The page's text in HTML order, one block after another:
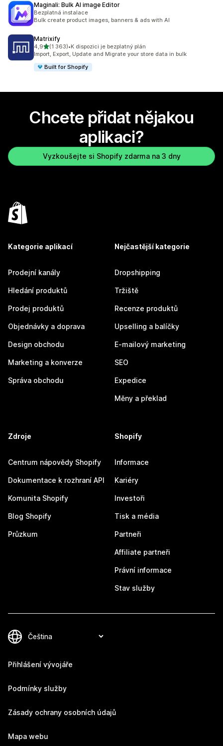
Maginali: Bulk AI image Editor
Bezplatná instalace
Bulk create product images, banners & ads with AI
Matrixify
4,9z 5 hvězd
(1 363)
Celkový počet recenzí: 1363
•K dispozici je bezplatný plán
Import, Export, Update and Migrate your store data in bulk
Built for Shopify
Chcete přidat nějakou
aplikaci?
Vyzkoušejte si Shopify zdarma na 3 dny
Kategorie aplikací
Prodejní kanály
Hledání produktů
Prodej produktů
Objednávky a doprava
Design obchodu
Marketing a konverze
Správa obchodu
Nejčastější kategorie
Dropshipping
Tržiště
Recenze produktů
Upselling a balíčky
E-mailový marketing
SEO
Expedice
Měny a překlad
Zdroje
Centrum nápovědy Shopify
Dokumentace k rozhraní API
Komunita Shopify
Blog Shopify
Průzkum
Shopify
Informace
Kariéry
Investoři
Tisk a média
Partneři
Affiliate partneři
Právní informace
Stav služby
Přihlášení vývojáře
Podmínky služby
Zásady ochrany osobních údajů
Mapa webu